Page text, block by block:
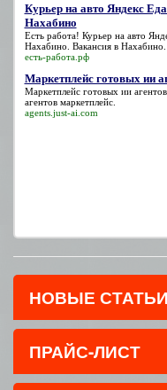
Курьер на авто Яндекс
Нахабино
Есть работа! Курьер на авто
Нахабино . Вакансия в Нахабино.
есть-работа.рф
Маркетплейс готовых ии
Маркетплейс готовых ии агентов
агентов маркетплейс.
agents.just-ai.com
НОВЫЕ СТАТЬИ
ПРАЙС-ЛИСТ